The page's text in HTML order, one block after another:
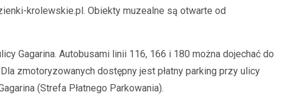
krolewskie.pl. Obiekty muzealne są otwarte od
Gagarina. Autobusami linii 116, 166 i 180 można dojechać do
zmotoryzowanych dostępny jest płatny parking przy ulicy
(Strefa Płatnego Parkowania).